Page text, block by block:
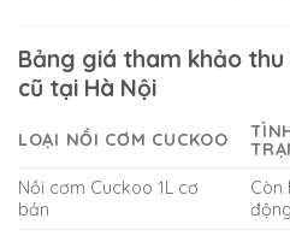
Bảng giá tham khảo
cũ tại Hà Nội
LOẠI NỒI CƠM CUCKOO
Nồi cơm Cuckoo 1L cơ
bản
Còn
động